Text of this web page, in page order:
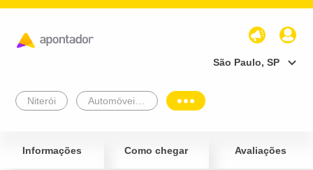
São Paulo, SP
Niterói
Informações Como chegar Avaliações